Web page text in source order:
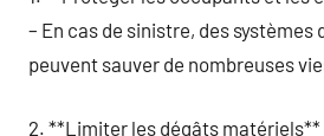
– En cas de sinistre, des
peuvent sauver de nombreuses
2. **Limiter les dégâts matériels**